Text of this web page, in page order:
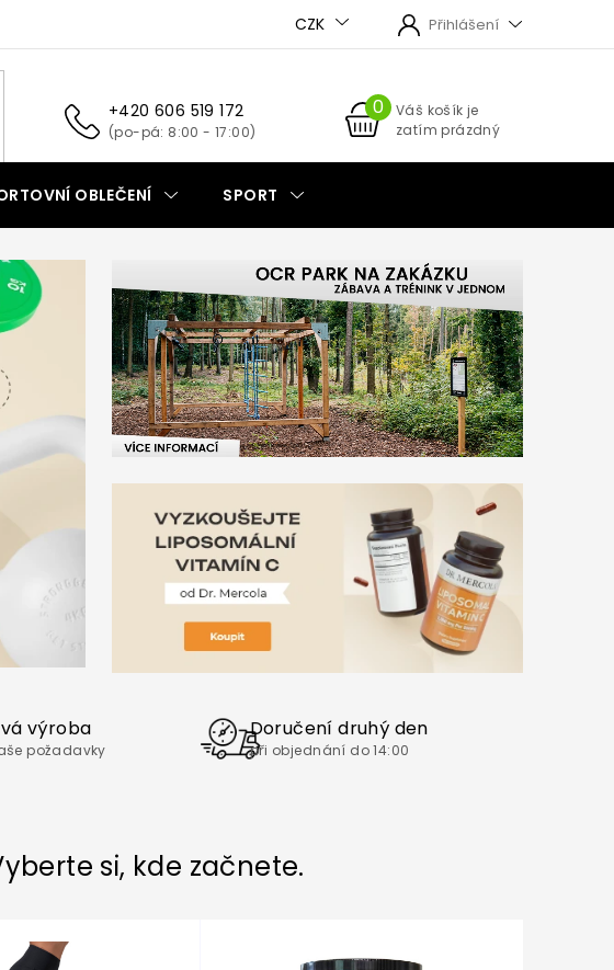
CZK Přihlášení
+420 606 519 172
NÁKUPNÍ
KOŠÍK
Váš košík je
zatím prázdný
OBLEČENÍ SPORT
výroba
požadavky
Doručení druhý den
při objednání do 14:00
si, kde začnete.